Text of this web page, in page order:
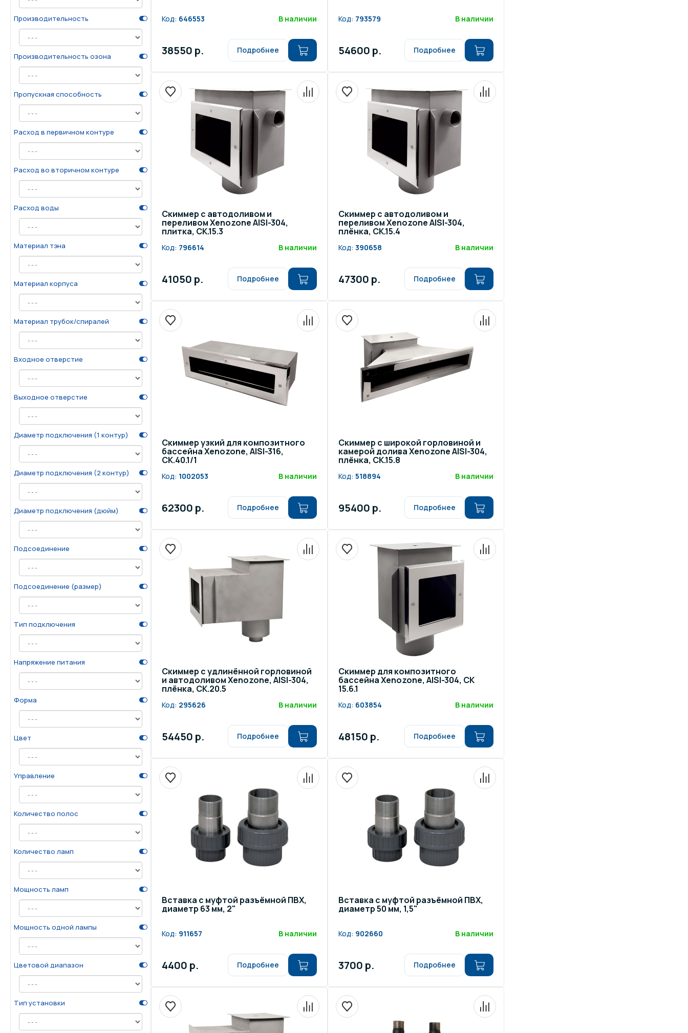
Производительность
Производительность озона
Пропускная способность
Расход в первичном контуре
Расход во вторичном контуре
Расход воды
Материал тэна
Материал корпуса
Материал трубок/спиралей
Входное отверстие
Выходное отверстие
Диаметр подключения (1 контур)
Диаметр подключения (2 контур)
Диаметр подключения (дюйм)
Подсоединение
Подсоединение (размер)
Тип подключения
Напряжение питания
Форма
Цвет
Управление
Количество полос
Количество ламп
Мощность ламп
Мощность одной лампы
Цветовой диапазон
Тип установки
Код: 646553 В наличии
38550 р. Подробнее
Код: 793579 В наличии
54600 р. Подробнее
Скиммер с автодоливом и
переливом Xenozone AISI-304,
плитка, СК.15.3
Код: 796614 В наличии
41050 р. Подробнее
Скиммер с автодоливом и
переливом Xenozone AISI-304,
плёнка, СК.15.4
Код: 390658 В наличии
47300 р. Подробнее
Скиммер узкий для композитного
бассейна Xenozone, AISI-316,
СК.40.1/1
Код: 1002053 В наличии
62300 р. Подробнее
Скиммер с широкой горловиной и
камерой долива Xenozone AISI-304,
плёнка, СК.15.8
Код: 518894 В наличии
95400 р. Подробнее
Скиммер с удлинённой горловиной
и автодоливом Xenozone, AISI-304,
плёнка, СК.20.5
Код: 295626 В наличии
54450 р. Подробнее
Скиммер для композитного
бассейна Xenozone, AISI-304, СК
15.6.1
Код: 603854 В наличии
48150 р. Подробнее
Вставка с муфтой разъёмной ПВХ,
диаметр 63 мм, 2"
Код: 911657 В наличии
4400 р. Подробнее
Вставка с муфтой разъёмной ПВХ,
диаметр 50 мм, 1,5"
Код: 902660 В наличии
3700 р. Подробнее